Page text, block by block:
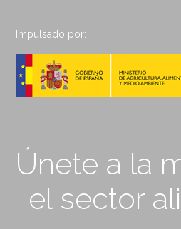
Impulsado por:
Únete a la
el sector